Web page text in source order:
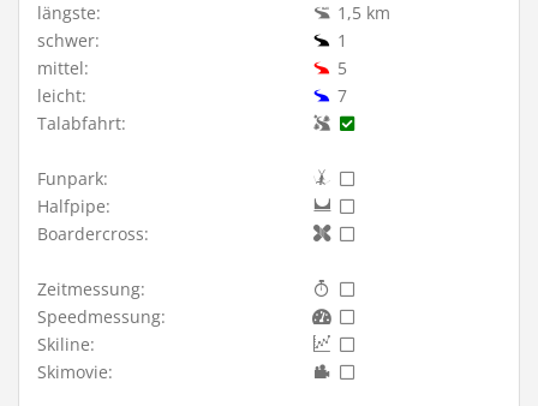
längste:
1,5 km
schwer:
1
mittel:
5
leicht:
7
Talabfahrt:
Funpark:
Halfpipe:
Boardercross:
Zeitmessung:
Speedmessung:
Skiline:
Skimovie: